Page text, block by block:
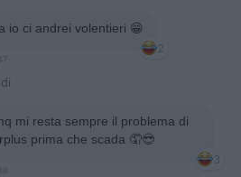
io ci andrei volentieri 😁
2
mi resta sempre il problema di
prima che scada 🤦😎
3